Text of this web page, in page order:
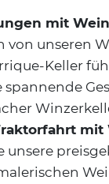
mit
von unseren
Keller
spannende
mit
unsere